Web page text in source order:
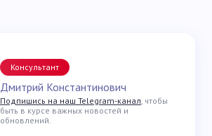
Консультант
Дмитрий Константинович
Подпишись на наш Telegram-канал, чтобы
быть в курсе важных новостей и
обновлений.